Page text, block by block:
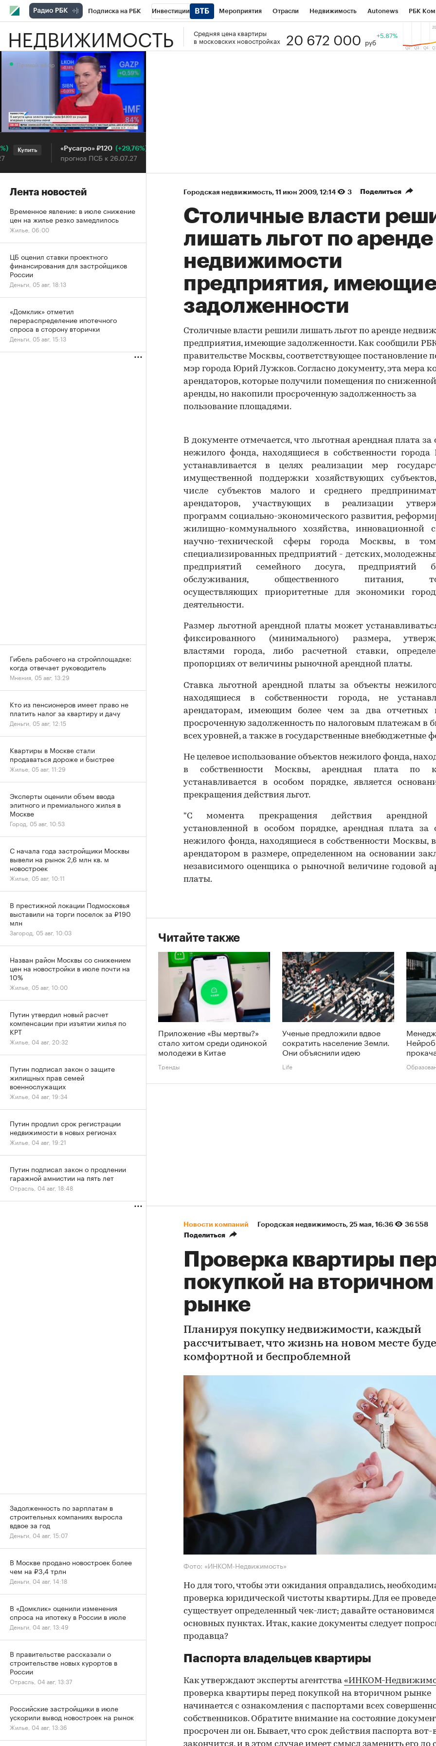
Подписка на РБК Инвестиции Мероприятия Отрасли Недвижимость Autonews РБК
РБК Вино Спорт Школа управления РБК РБК Образование Тренды
Национальные проекты
Кредитные рейтинги
Проверка контрагентов
НЕДВИЖИМОСТЬ
Средняя цена квартиры
в московских новостройках
20 672 000 руб
+5.87%
Городская недвижимость⁠, 11 июн 2009, 12:14 3 Поделиться
Столичные власти
лишать льгот по аренде
недвижимости
предприятия, имеющие
задолженности
Столичные власти решили лишать льгот по аренде
предприятия, имеющие задолженности. Как сообщили
правительстве Москвы, соответствующее постановление
мэр города Юрий Лужков. Согласно документу, эта мера
арендаторов, которые получили помещения по
аренды, но накопили просроченную задолженность за
пользование площадями.
В документе отмечается, что льготная арендная плата за
нежилого фонда, находящиеся в собственности города
устанавливается в целях реализации мер
имущественной поддержки хозяйствующих
числе субъектов малого и среднего
арендаторов, участвующих в реализации
программ социально-экономического развития,
жилищно-коммунального хозяйства, инновационной
научно-технической сферы города Москвы, в
специализированных предприятий - детских,
предприятий семейного досуга, предприятий
обслуживания, общественного питания,
осуществляющих приоритетные для экономики
деятельности.
Размер льготной арендной платы может
фиксированного (минимального) размера,
властями города, либо расчетной ставки,
пропорциях от величины рыночной арендной платы.
00:00 / 00:00
Ставка льготной арендной платы за объекты
находящиеся в собственности города, не
арендаторам, имеющим более чем за два отчетных
просроченную задолженность по налоговым платежам в
всех уровней, а также в государственные внебюджетные
Не целевое использование объектов нежилого фонда,
в собственности Москвы, арендная плата по
устанавливается в особом порядке, является
прекращения действия льгот.
"С момента прекращения действия арендной
установленной в особом порядке, арендная плата за
нежилого фонда, находящиеся в собственности Москвы,
арендатором в размере, определенном на основании
независимого оценщика о рыночной величине годовой
платы.
Читайте также
Приложение «Вы мертвы?»
стало хитом среди одинокой
молодежи в Китае
Тренды
Ученые предложили вдвое
сократить население Земли.
Они объяснили идею
Life
Новости компаний Городская недвижимость⁠, 25 мая, 16:36
36 558
Поделиться
Проверка квартиры
покупкой на вторичном
рынке
Планируя покупку недвижимости, каждый
рассчитывает, что жизнь на новом месте
комфортной и беспроблемной
Фото: «ИНКОМ-Недвижимость»
Но для того, чтобы эти ожидания оправдались,
проверка юридической чистоты квартиры. Для ее
существует определенный чек-лист; давайте остановимся
основных пунктах. Итак, какие документы следует
продавца?
Паспорта владельцев квартиры
Как утверждают эксперты агентства «ИНКОМ-
проверка квартиры перед покупкой на вторичном рынке
начинается с ознакомления с паспортами всех
собственников. Обратите внимание на состояние
просрочен ли он. Бывает, что срок действия паспорта вот-
Прямой эфир
Прямой эфир
Купить «Русагро» ₽120 (+29,76%)
прогноз ПСБ к 26.07.27
Купить
Лента новостей
Временное явление: в июле снижение
цен на жилье резко замедлилось
Жилье, 06:00
ЦБ оценил ставки проектного
финансирования для застройщиков
России
Деньги, 05 авг, 18:13
«Домклик» отметил
перераспределение ипотечного
спроса в сторону вторички
Деньги, 05 авг, 15:13
Гибель рабочего на стройплощадке:
когда отвечает руководитель
Мнения, 05 авг, 13:29
Кто из пенсионеров имеет право не
платить налог за квартиру и дачу
Деньги, 05 авг, 12:15
Квартиры в Москве стали
продаваться дороже и быстрее
Жилье, 05 авг, 11:29
Эксперты оценили объем ввода
элитного и премиального жилья в
Москве
Город, 05 авг, 10:53
С начала года застройщики Москвы
вывели на рынок 2,6 млн кв. м
новостроек
Жилье, 05 авг, 10:11
В престижной локации Подмосковья
выставили на торги поселок за ₽190
млн
Загород, 05 авг, 10:03
Назван район Москвы со снижением
цен на новостройки в июле почти на
10%
Жилье, 05 авг, 10:00
Путин утвердил новый расчет
компенсации при изъятии жилья по
КРТ
Жилье, 04 авг, 20:32
Путин подписал закон о защите
жилищных прав семей
военнослужащих
Жилье, 04 авг, 19:34
Путин продлил срок регистрации
недвижимости в новых регионах
Жилье, 04 авг, 19:21
Путин подписал закон о продлении
гаражной амнистии на пять лет
Отрасль, 04 авг, 18:48
Задолженность по зарплатам в
строительных компаниях выросла
вдвое за год
Деньги, 04 авг, 15:07
В Москве продано новостроек более
чем на ₽3,4 трлн
Деньги, 04 авг, 14:18
В «Домклик» оценили изменения
спроса на ипотеку в России в июле
Деньги, 04 авг, 13:49
В правительстве рассказали о
строительстве новых курортов в
России
Отрасль, 04 авг, 13:37
Российские застройщики в июле
ускорили вывод новостроек на рынок
Жилье, 04 авг, 13:36